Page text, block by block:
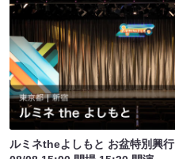
ルミネtheよしもと お盆特別興行